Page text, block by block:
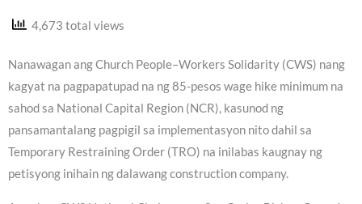
4,673 total views
Nanawagan ang Church People–Workers Solidarity (CWS) nang
kagyat na pagpapatupad na ng 85-pesos wage hike minimum na
sahod sa National Capital Region (NCR), kasunod ng
pansamantalang pagpigil sa implementasyon nito dahil sa
Temporary Restraining Order (TRO) na inilabas kaugnay ng
petisyong inihain ng dalawang construction company.